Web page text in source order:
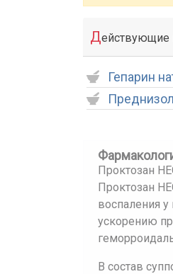
Действующие
Гепарин
Проктозан
Проктозан
воспаления
ускорению
В состав